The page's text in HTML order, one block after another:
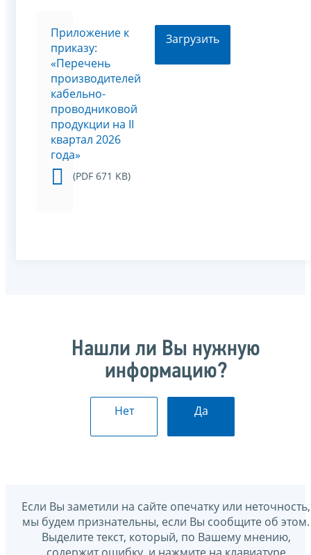
Приложение к
приказу:
«Перечень
производителей
кабельно-
проводниковой
продукции на II
квартал 2026
года»
(PDF 671 KB)
Загрузить
Нашли ли Вы нужную
информацию?
Нет Да
Если Вы заметили на сайте опечатку или неточность,
мы будем признательны, если Вы сообщите об этом.
Выделите текст, который, по Вашему мнению,
содержит ошибку, и нажмите на клавиатуре